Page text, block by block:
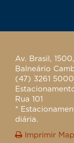
Av. Brasil,
Balneário
(47) 3261
Rua 101
*
diária.
Imprimir